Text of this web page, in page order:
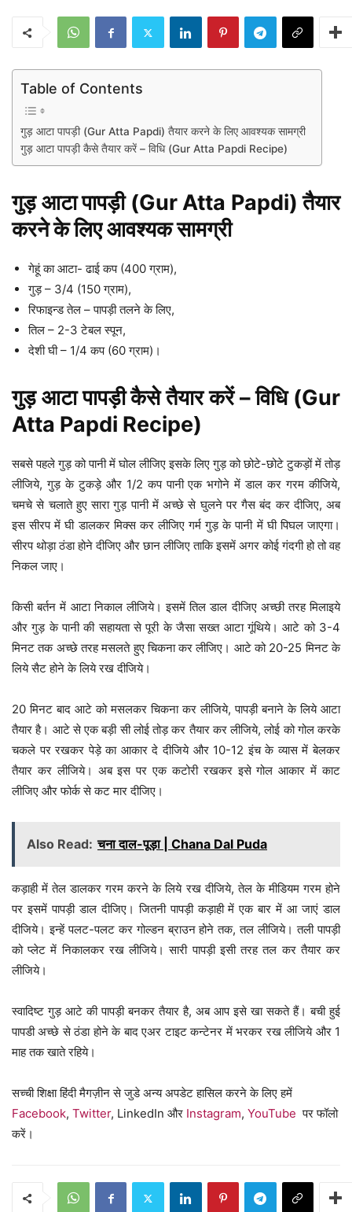
Table of Contents
गुड़ आटा पापड़ी (Gur Atta Papdi) तैयार करने के लिए आवश्यक सामग्री
गुड़ आटा पापड़ी कैसे तैयार करें – विधि (Gur Atta Papdi Recipe)
गुड़ आटा पापड़ी (Gur Atta Papdi) तैयार
करने के लिए आवश्यक सामग्री
गेहूं का आटा- ढाई कप (400 ग्राम),
गुड़ – 3/4 (150 ग्राम),
रिफाइन्ड तेल – पापड़ी तलने के लिए,
तिल – 2-3 टेबल स्पून,
देशी घी – 1/4 कप (60 ग्राम)।
गुड़ आटा पापड़ी कैसे तैयार करें – विधि (Gur
Atta Papdi Recipe)
सबसे पहले गुड़ को पानी में घोल लीजिए इसके लिए गुड़ को छोटे-छोटे टुकड़ों में तोड़
लीजिये, गुड़ के टुकड़े और 1/2 कप पानी एक भगोने में डाल कर गरम कीजिये,
चमचे से चलाते हुए सारा गुड़ पानी में अच्छे से घुलने पर गैस बंद कर दीजिए, अब
इस सीरप में घी डालकर मिक्स कर लीजिए गर्म गुड़ के पानी में घी पिघल जाएगा।
सीरप थोड़ा ठंडा होने दीजिए और छान लीजिए ताकि इसमें अगर कोई गंदगी हो तो वह
निकल जाए।
किसी बर्तन में आटा निकाल लीजिये। इसमें तिल डाल दीजिए अच्छी तरह मिलाइये
और गुड़ के पानी की सहायता से पूरी के जैसा सख्त आटा गूंथिये। आटे को 3-4
मिनट तक अच्छे तरह मसलते हुए चिकना कर लीजिए। आटे को 20-25 मिनट के
लिये सैट होने के लिये रख दीजिये।
20 मिनट बाद आटे को मसलकर चिकना कर लीजिये, पापड़ी बनाने के लिये आटा
तैयार है। आटे से एक बड़ी सी लोई तोड़ कर तैयार कर लीजिये, लोई को गोल करके
चकले पर रखकर पेड़े का आकार दे दीजिये और 10-12 इंच के व्यास में बेलकर
तैयार कर लीजिये। अब इस पर एक कटोरी रखकर इसे गोल आकार में काट
लीजिए और फोर्क से कट मार दीजिए।
Also Read: चना दाल-पूड़ा | Chana Dal Puda
कड़ाही में तेल डालकर गरम करने के लिये रख दीजिये, तेल के मीडियम गरम होने
पर इसमें पापड़ी डाल दीजिए। जितनी पापड़ी कड़ाही में एक बार में आ जाएं डाल
दीजिये। इन्हें पलट-पलट कर गोल्डन ब्राउन होने तक, तल लीजिये। तली पापड़ी
को प्लेट में निकालकर रख लीजिये। सारी पापड़ी इसी तरह तल कर तैयार कर
लीजिये।
स्वादिष्ट गुड़ आटे की पापड़ी बनकर तैयार है, अब आप इसे खा सकते हैं। बची हुई
पापडी अच्छे से ठंडा होने के बाद एअर टाइट कन्टेनर में भरकर रख लीजिये और 1
माह तक खाते रहिये।
सच्ची शिक्षा हिंदी मैगज़ीन से जुडे अन्य अपडेट हासिल करने के लिए हमें
Facebook, Twitter, LinkedIn और Instagram, YouTube पर फॉलो
करें।